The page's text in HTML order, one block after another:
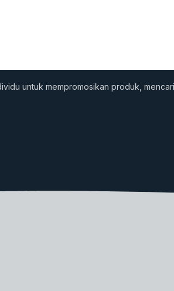
untuk mempromosikan produk,